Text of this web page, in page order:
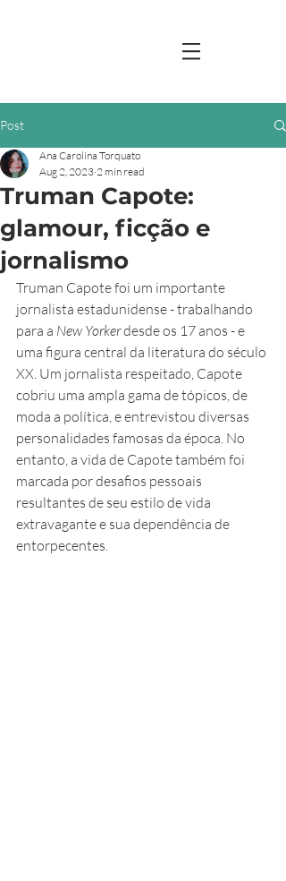
Post
Truman Capote:
glamour, ficção e
jornalismo
Ana Carolina Torquato
Aug 2, 2023 2 min read
Truman Capote foi um importante
jornalista estadunidense - trabalhando
para a New Yorker desde os 17 anos - e
uma figura central da literatura do século
XX. Um jornalista respeitado, Capote
cobriu uma ampla gama de tópicos, de
moda a política, e entrevistou diversas
personalidades famosas da época. No
entanto, a vida de Capote também foi
marcada por desafios pessoais
resultantes de seu estilo de vida
extravagante e sua dependência de
entorpecentes.